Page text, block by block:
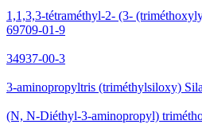
1,1,3,3-tétraméthyl-2- (3-
69709-01-9
34937-00-3
3-aminopropyltris (triméthylsiloxy)
(N, N-Diéthyl-3-aminopropyl)